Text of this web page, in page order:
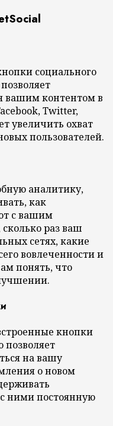
социального
вашим контентом в
Twitter,
увеличить охват
пользователей.
аналитику,
как
с вашим
раз ваш
сетях, какие
вовлеченности и
понять, что
кнопки
позволяет
на вашу
о новом
ними постоянную